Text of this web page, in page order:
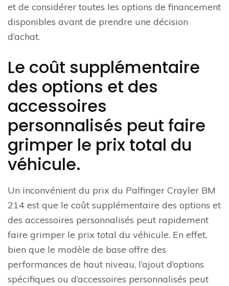
et de considérer toutes les options de financement
disponibles avant de prendre une décision
d’achat.
Le coût supplémentaire
des options et des
accessoires
personnalisés peut faire
grimper le prix total du
véhicule.
Un inconvénient du prix du Palfinger Crayler BM
214 est que le coût supplémentaire des options et
des accessoires personnalisés peut rapidement
faire grimper le prix total du véhicule. En effet,
bien que le modèle de base offre des
performances de haut niveau, l’ajout d’options
spécifiques ou d’accessoires personnalisés peut